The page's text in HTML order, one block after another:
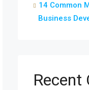
14 Common
Business
Recent